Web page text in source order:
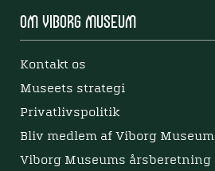
Om Viborg Museum
Kontakt os
Museets strategi
Privatlivspolitik
Bliv medlem af Viborg
Viborg Museums årsberetning